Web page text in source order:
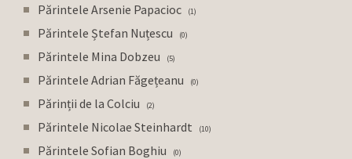
Părintele Arsenie Papacioc 1
Părintele Ștefan Nuțescu 0
Părintele Mina Dobzeu 5
Părintele Adrian Făgețeanu 0
Părinții de la Colciu 2
Părintele Nicolae Steinhardt 10
Părintele Sofian Boghiu 0